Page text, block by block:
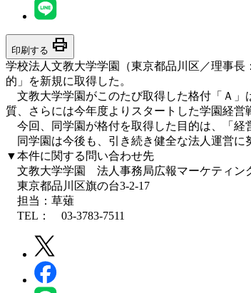
印刷する print
学校法人文教大学学園（東京都品川区／理事
的」を新規に取得した。
文教大学学園がこのたび取得した格付「Ａ」
質、さらには今年度よりスタートした学園経営
今回、同学園が格付を取得した目的は、「経
同学園は今後も、引き続き健全な法人運営に
▼本件に関する問い合わせ先
文教大学学園 法人事務局広報マーケティン
東京都品川区旗の台3-2-17
担当：草薙
TEL： 03-3783-7511